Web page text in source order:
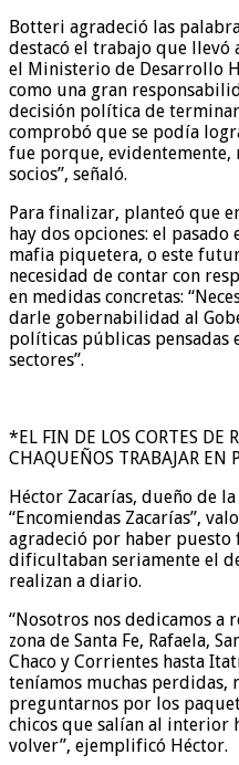
Botteri agradeció las
destacó el trabajo que llevó
el Ministerio de Desarrollo
como una gran
decisión política de
comprobó que se podía
fue porque, evidentemente,
socios”, señaló.
Para finalizar, planteó que
hay dos opciones: el
mafia piquetera, o este
necesidad de contar con
en medidas concretas:
darle gobernabilidad al
políticas públicas pensadas
sectores”.
*EL FIN DE LOS CORTES DE
CHAQUEÑOS TRABAJAR EN
Héctor Zacarías, dueño de
“Encomiendas Zacarías”,
agradeció por haber puesto
dificultaban seriamente el
realizan a diario.
“Nosotros nos dedicamos a
zona de Santa Fe, Rafaela,
Chaco y Corrientes hasta
teníamos muchas perdidas,
preguntarnos por los
chicos que salían al interior
volver”, ejemplificó Héctor.